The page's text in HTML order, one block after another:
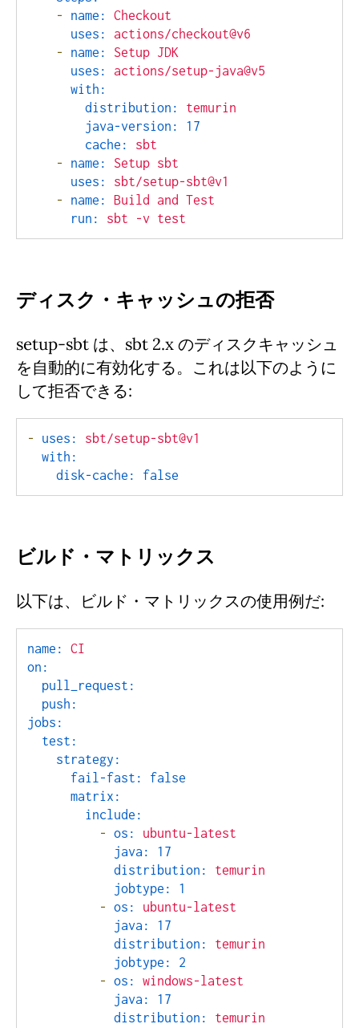
-
name:
Checkout
uses:
actions/checkout@v6
-
name: Setup JDK
uses:
actions/setup-java@v5
with:
distribution:
temurin
java-version:
17
cache:
sbt
-
name: Setup sbt
uses:
sbt/setup-sbt@v1
-
name: Build and
Test
run:
sbt -v test
ディスク・キャッシュの拒否
setup-sbt は、sbt 2.x のディスクキャッシュ
を自動的に有効化する。これは以下のように
して拒否できる:
- uses:
sbt/setup-sbt@v1
with:
disk-cache:
false
ビルド・マトリックス
以下は、ビルド・マトリックスの使用例だ:
name:
CI
on:
pull_request:
push:
jobs:
test:
strategy:
fail-fast:
false
matrix:
include:
-
os:
ubuntu-latest
java:
17
distribution:
temurin
jobtype:
1
-
os:
ubuntu-latest
java:
17
distribution:
temurin
jobtype:
2
-
os:
windows-latest
java:
17
distribution:
temurin